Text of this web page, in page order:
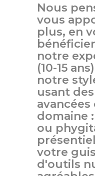
Nous
vous
plus, en
notre
(10-15
notre
usant
avancées
domaine
ou
votre
d'outils